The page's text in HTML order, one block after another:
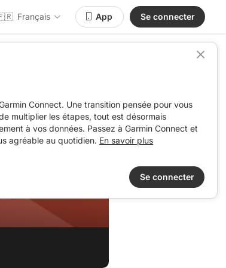
Français App Se connecter
Connect. Une transition pensée pour vous
multiplier les étapes, tout est désormais
à vos données. Passez à Garmin Connect et
agréable au quotidien. En savoir plus
Se connecter